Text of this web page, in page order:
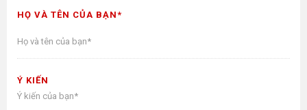
HỌ VÀ TÊN CỦA BẠN*
Ý KIẾN